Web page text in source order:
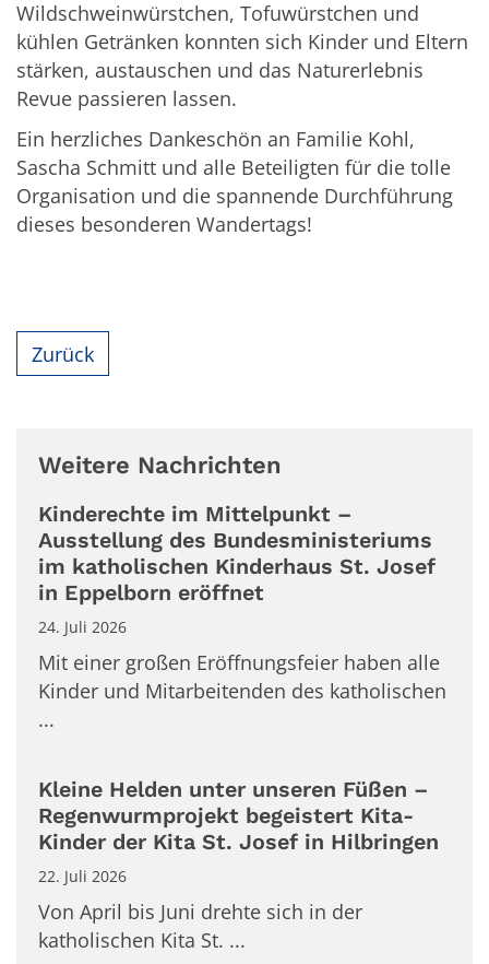
Wildschweinwürstchen, Tofuwürstchen und
kühlen Getränken konnten sich Kinder und Eltern
stärken, austauschen und das Naturerlebnis
Revue passieren lassen.
Ein herzliches Dankeschön an Familie Kohl,
Sascha Schmitt und alle Beteiligten für die tolle
Organisation und die spannende Durchführung
dieses besonderen Wandertags!
Zurück
Weitere Nachrichten
Kinderechte im Mittelpunkt –
Ausstellung des Bundesministeriums
im katholischen Kinderhaus St. Josef
in Eppelborn eröffnet
24. Juli 2026
Mit einer großen Eröffnungsfeier haben alle
Kinder und Mitarbeitenden des katholischen
...
Kleine Helden unter unseren Füßen –
Regenwurmprojekt begeistert Kita-
Kinder der Kita St. Josef in Hilbringen
22. Juli 2026
Von April bis Juni drehte sich in der
katholischen Kita St. ...